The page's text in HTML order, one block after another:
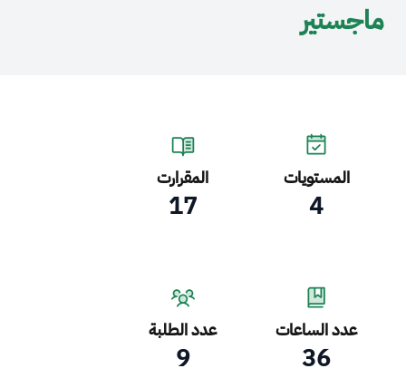
ماجستير
المستويات
4
المقرارت
17
عدد الساعات
36
عدد الطلبة
9